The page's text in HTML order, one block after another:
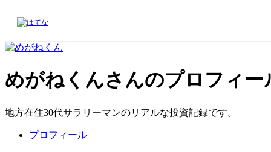
めがねくんさんのプロフィー
地方在住30代サラリーマンのリアルな投資記録です。
プロフィール